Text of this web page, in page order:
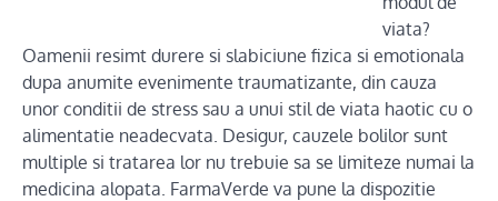
viata?
Oamenii resimt durere si slabiciune fizica si emotionala
dupa anumite evenimente traumatizante, din cauza
unor conditii de stress sau a unui stil de viata haotic cu o
alimentatie neadecvata. Desigur, cauzele bolilor sunt
multiple si tratarea lor nu trebuie sa se limiteze numai la
medicina alopata. FarmaVerde va pune la dispozitie